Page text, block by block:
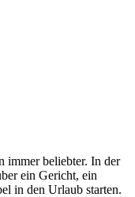
immer beliebter. In der
ein Gericht, ein
in den Urlaub starten.